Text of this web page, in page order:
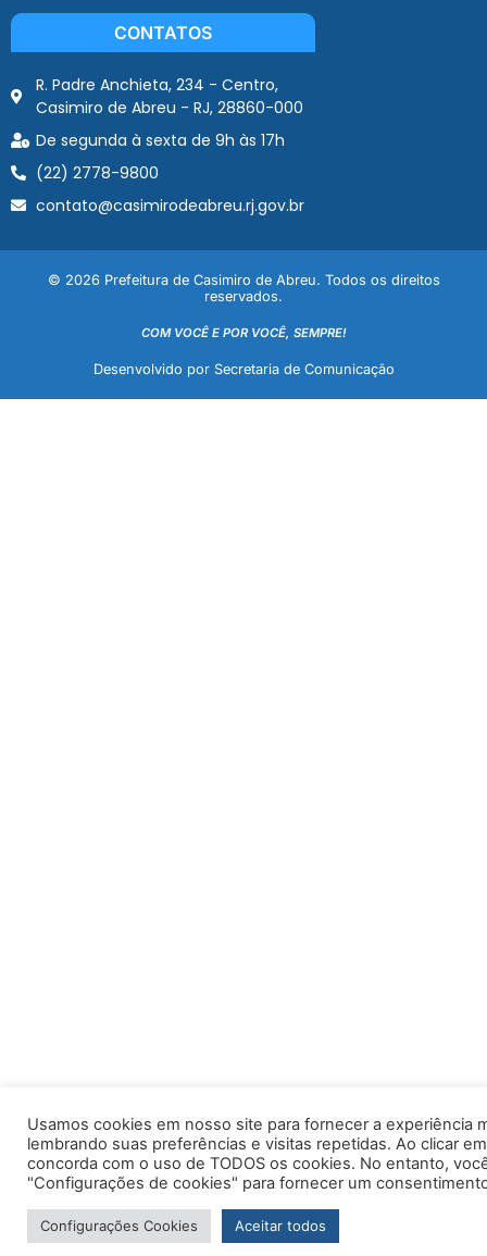
CONTATOS
R. Padre Anchieta, 234 - Centro,
Casimiro de Abreu - RJ, 28860-000
De segunda à sexta de 9h às 17h
(22) 2778-9800
contato@casimirodeabreu.rj.gov.br
© 2026 Prefeitura de Casimiro de Abreu. Todos os direitos
reservados.
COM VOCÊ E POR VOCÊ, SEMPRE!
Desenvolvido por Secretaria de Comunicação
Usamos cookies em nosso site para fornecer a experiência
lembrando suas preferências e visitas repetidas. Ao clicar
concorda com o uso de TODOS os cookies. No entanto,
"Configurações de cookies" para fornecer um
Configurações Cookies Aceitar todos